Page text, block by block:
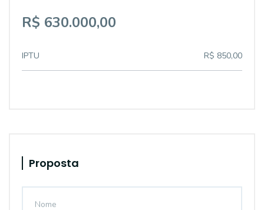
R$ 630.000,00
IPTU R$ 850,00
Proposta